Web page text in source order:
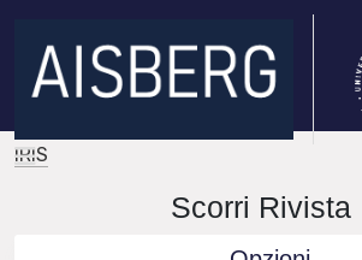
IRIS
Scorri Rivista